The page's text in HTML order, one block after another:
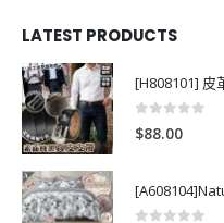
LATEST PRODUCTS
[H808101] 皮
0
$88.00